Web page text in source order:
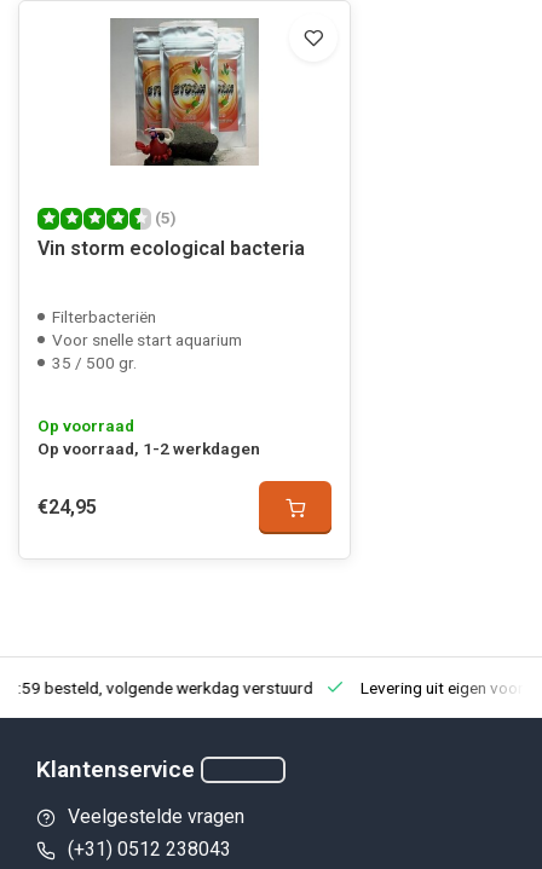
(5)
Vin storm ecological bacteria
Filterbacteriën
Voor snelle start aquarium
35 / 500 gr.
Op voorraad
Op voorraad, 1-2 werkdagen
€24,95
besteld, volgende werkdag verstuurd Levering uit eigen
Klantenservice
Veelgestelde vragen
(+31) 0512 238043